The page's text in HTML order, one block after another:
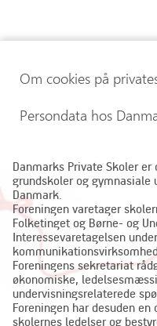
Om cookies på
Persondata hos
Danmarks Private Skoler
grundskoler og gymnasiale
Danmark.
Foreningen varetager
Folketinget og Børne- og
Interessevaretagelsen
Foreningens sekretariat
økonomiske,
undervisningsrelaterede
Foreningen har desuden
skolernes ledelser og